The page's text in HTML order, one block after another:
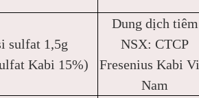
sulfat 1,5g
Kabi 15%)
Dung dịch tiêm
NSX: CTCP
Fresenius Kabi
Nam